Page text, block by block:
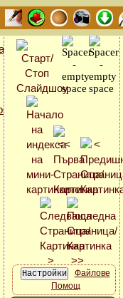
Файлове
Помощ